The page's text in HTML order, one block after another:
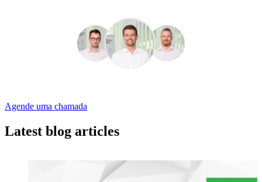
Agende uma chamada
Latest blog articles